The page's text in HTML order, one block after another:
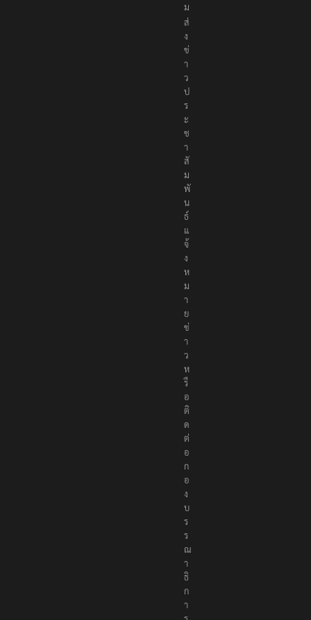
ม
ส่
ง
ข่
า
ว
ป
ร
ะ
ช
า
สั
ม
พั
น
ธ์
แ
จ้
ง
ห
ม
า
ย
ข่
า
ว
ห
รื
อ
ติ
ด
ต่
อ
ก
อ
ง
บ
ร
ร
ณ
า
ธิ
ก
า